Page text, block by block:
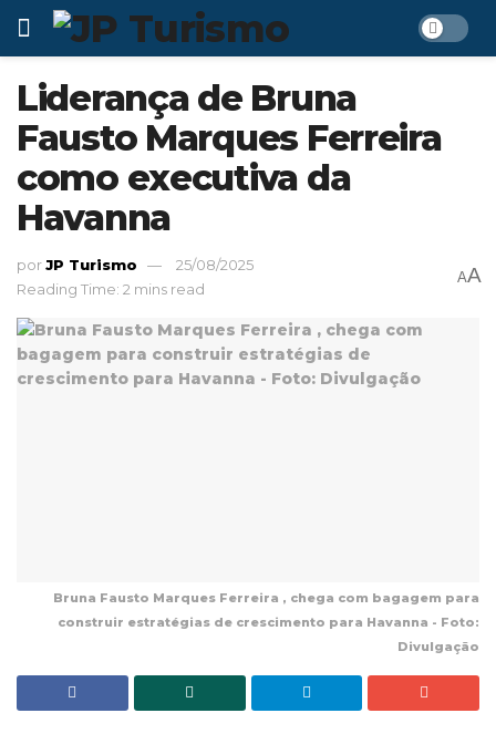
Liderança de Bruna
Fausto Marques Ferreira
como executiva da
Havanna
porJP Turismo
25/08/2025
Reading Time: 2 mins read
AA
Bruna Fausto Marques Ferreira , chega com bagagem para
construir estratégias de crescimento para Havanna - Foto:
Divulgação